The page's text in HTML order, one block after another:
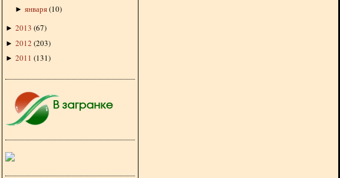
► января(10)
► 2013 (67)
► 2012 (203)
► 2011 (131)